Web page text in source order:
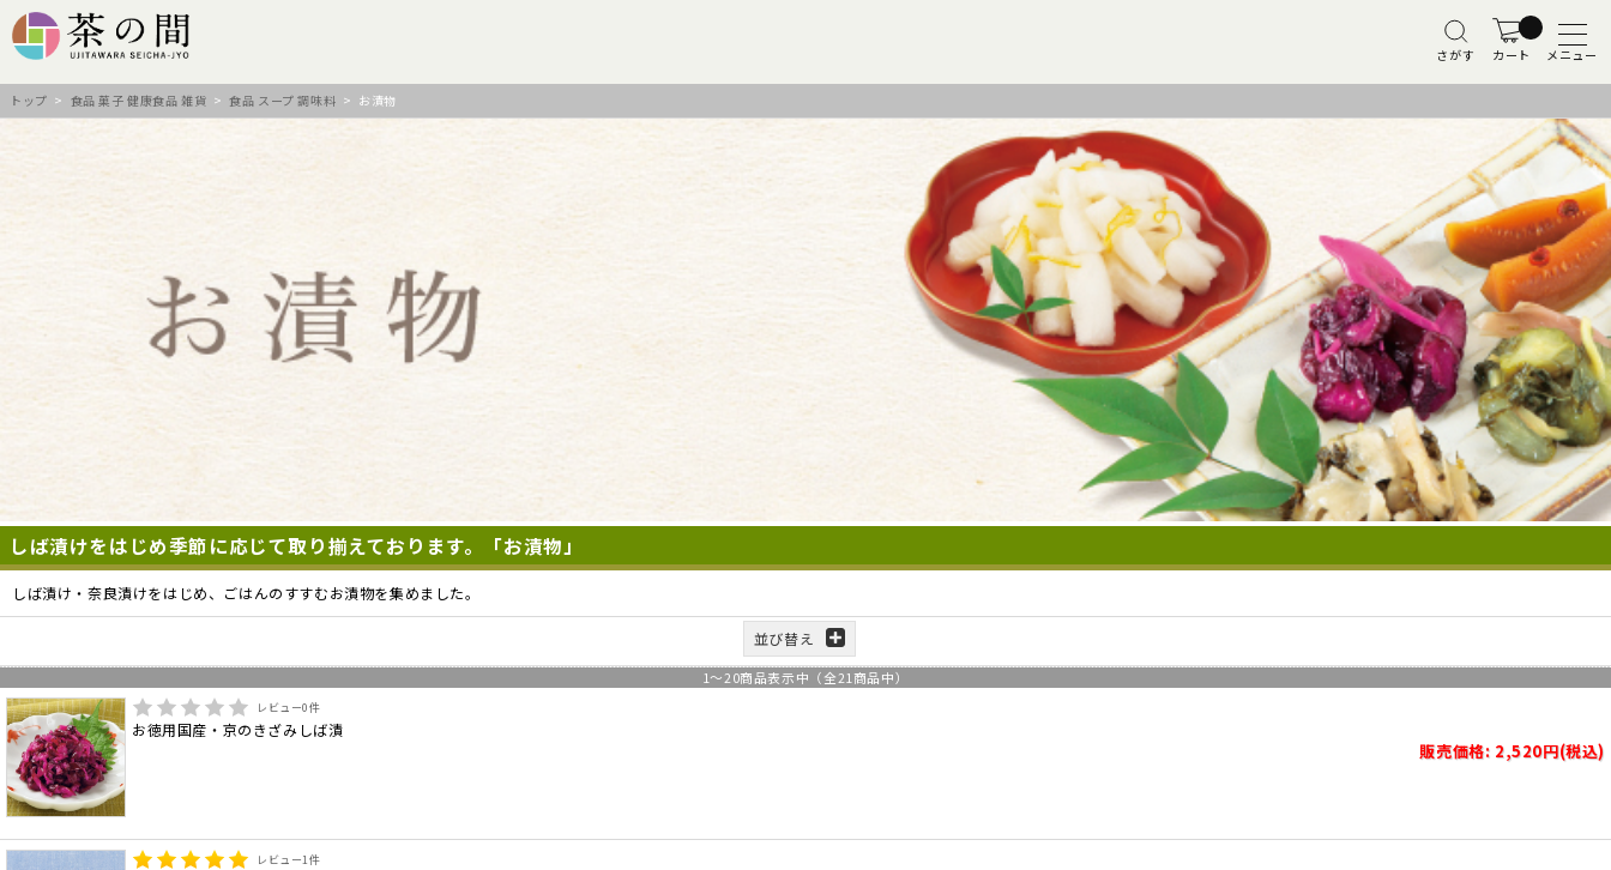
さがす カート メニュー
トップ > 食品 菓子 健康食品 雑貨 >食品 スープ 調味料 > お漬物
しば漬けをはじめ季節に応じて取り揃えております。「お漬物」
しば漬け・奈良漬けをはじめ、ごはんのすすむお漬物を集めました。
並び替え
1～20商品表示中（全21商品中）
レビュー0件
お徳用国産・京のきざみしば漬
販売価格: 2,520円(税込)
レビュー1件